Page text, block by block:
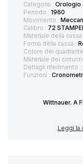
Categoria : Orologio
Periodo : 1960
Movimento :
Calibro : 72
Materiale della cassa
Forma della cassa :
Colore del
Materiale del
Dettagli riferimento :
Funzioni :
Wittnauer. A
Leggi la